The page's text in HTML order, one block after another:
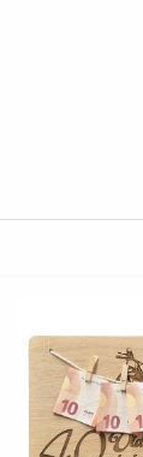
se
se